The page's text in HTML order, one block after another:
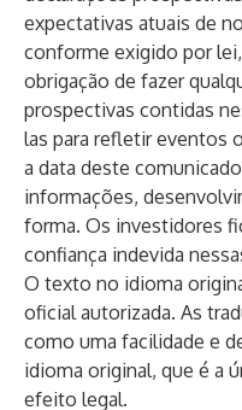
expectativas atuais de
conforme exigido por
obrigação de fazer
prospectivas contidas
las para refletir eventos
a data deste
informações,
forma. Os investidores
confiança indevida
O texto no idioma
oficial autorizada. As
como uma facilidade e
idioma original, que é a
efeito legal.